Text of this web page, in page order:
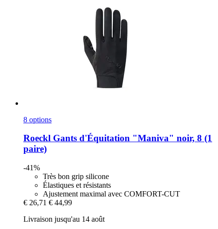
8 options
Roeckl Gants d'Équitation "Maniva" noir, 8 (1
paire)
-41%
Très bon grip silicone
Élastiques et résistants
Ajustement maximal avec COMFORT-CUT
€ 26,71 € 44,99
Livraison jusqu'au 14 août